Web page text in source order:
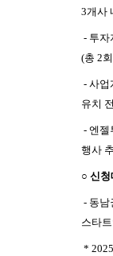
3개사
- 투자
(총 2
- 사업
유치
- 엔젤
행사
○ 신청
- 동남
스타
*